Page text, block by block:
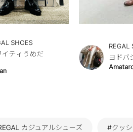
SHOES
イティうめだ
REGAL
ヨドバ
カジュアルシューズ #クッ